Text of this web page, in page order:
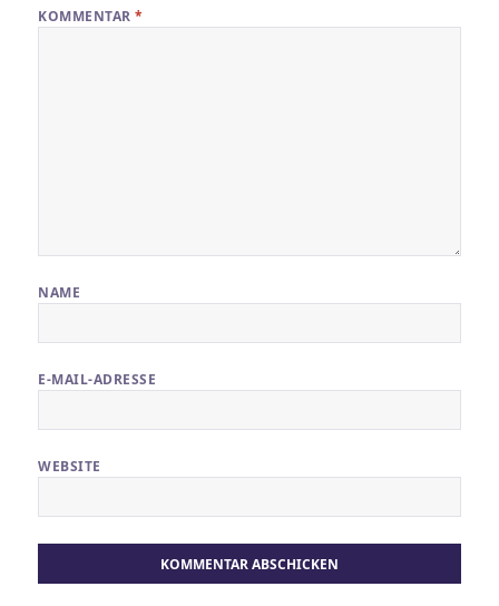
KOMMENTAR*
NAME
E-MAIL-ADRESSE
WEBSITE